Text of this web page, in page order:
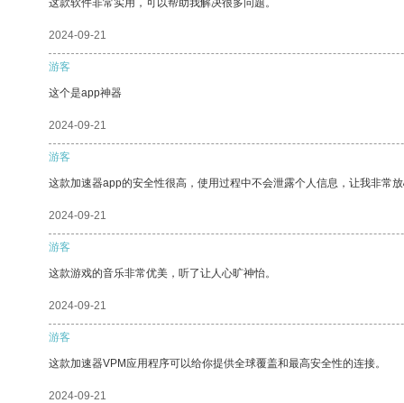
这款软件非常实用，可以帮助我解决很多问题。
2024-09-21
游客
这个是app神器
2024-09-21
游客
这款加速器app的安全性很高，使用过程中不会泄露个人信息，让我非常
2024-09-21
游客
这款游戏的音乐非常优美，听了让人心旷神怡。
2024-09-21
游客
这款加速器VPM应用程序可以给你提供全球覆盖和最高安全性的连接。
2024-09-21